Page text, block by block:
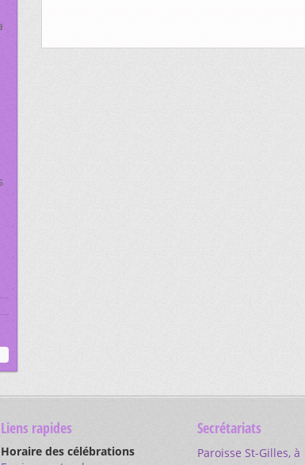
Liens rapides
Horaire des célébrations
Secrétariats
Paroisse St-Gilles, à